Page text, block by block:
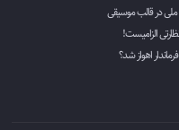
در قالب موسیقی
الزامیست!
اهواز شد؟